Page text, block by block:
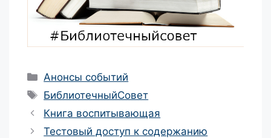
Рубрики
Анонсы событий
Метки
БиблиотечныйСовет
Навигация
записи
Книга воспитывающая
Тестовый доступ к содержанию